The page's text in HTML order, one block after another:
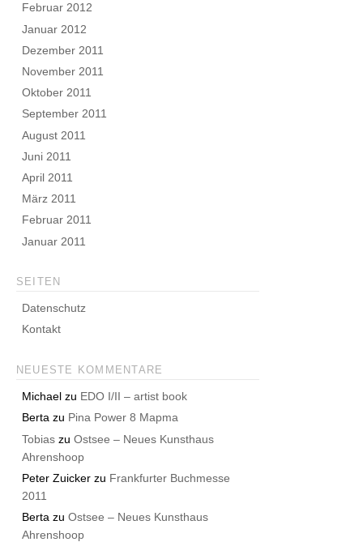
Februar 2012
Januar 2012
Dezember 2011
November 2011
Oktober 2011
September 2011
August 2011
Juni 2011
April 2011
März 2011
Februar 2011
Januar 2011
SEITEN
Datenschutz
Kontakt
NEUESTE KOMMENTARE
Michael zu EDO I/II – artist book
Berta zu Pina Power 8 Mapma
Tobias zuOstsee – Neues Kunsthaus
Ahrenshoop
Peter Zuicker zu Frankfurter Buchmesse
2011
Berta zuOstsee – Neues Kunsthaus
Ahrenshoop